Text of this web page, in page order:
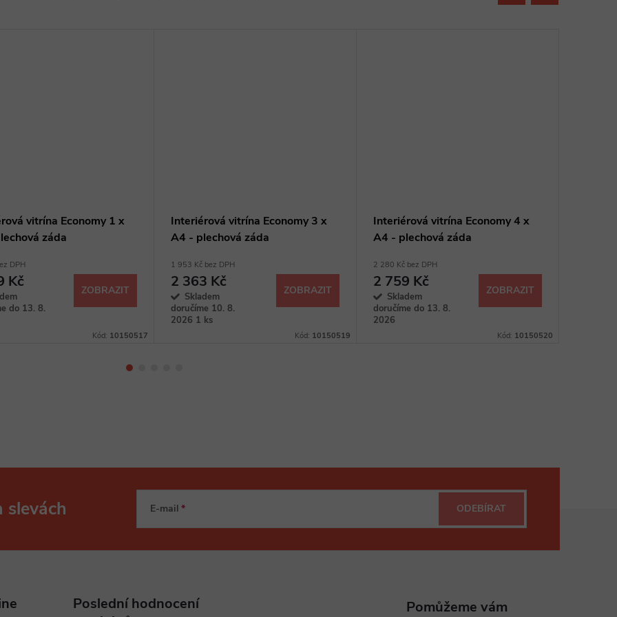
vitrína Economy 1 x
záda
DPH
Kč
do 13. 8.
ZOBRAZIT
Kód: 10150517
Interiérová vitrína Economy 3 x
A4 - plechová záda
1 953 Kč bez DPH
2 363 Kč
Skladem
doručíme 10. 8.
2026 1 ks
ZOBRAZIT
Kód: 10150519
Interiérová vitrína Economy 4 x
A4 - plechová záda
2 280 Kč bez DPH
2 759 Kč
Skladem
doručíme do 13. 8.
2026
ZOBRAZIT
Kód: 10150520
slevách E-mail ODEBÍRAT
Poslední hodnocení